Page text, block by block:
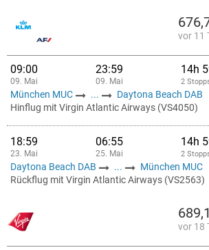
vor 11
09:00
09. Mai
23:59
09. Mai
14h
2
München MUC ...
Daytona Beach DAB
Hinflug mit Virgin Atlantic Airways (VS4050)
18:59
23. Mai
06:55
25. Mai
14h
2
Daytona Beach DAB ...
München MUC
Rückflug mit Virgin Atlantic Airways (VS2563)
vor 18